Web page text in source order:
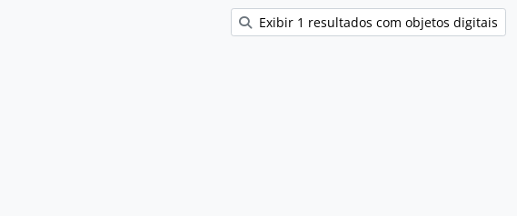
Exibir 1 resultados com objetos digitais